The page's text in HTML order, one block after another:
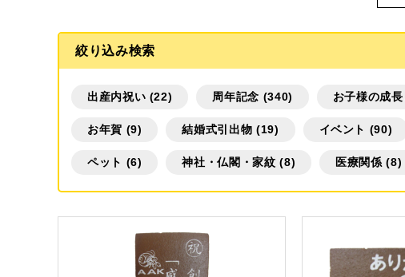
好きな文字とイラストを選んで
作る
型からオリジナル
絞り込み検索
出産内祝い (22) 周年記念 (340) お子様の成
お年賀 (9) 結婚式引出物 (19) イベント (90)
ペット (6) 神社・仏閣・家紋 (8) 医療関係 (8)